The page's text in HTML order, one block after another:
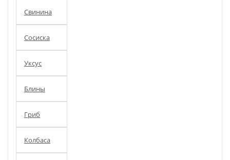
Свинина
Сосиска
Уксус
Блины
Гриб
Колбаса